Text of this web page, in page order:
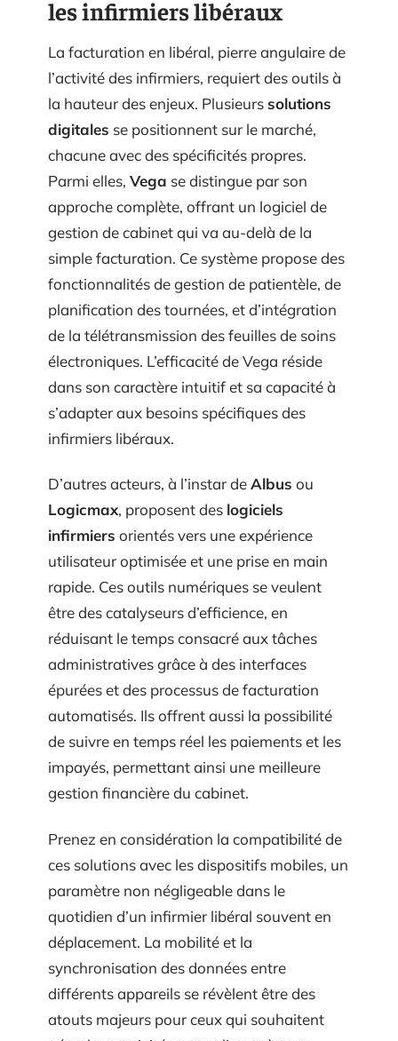
les infirmiers libéraux
La facturation en libéral, pierre angulaire de
l’activité des infirmiers, requiert des outils à
la hauteur des enjeux. Plusieurssolutions
digitales se positionnent sur le marché,
chacune avec des spécificités propres.
Parmi elles, Vega se distingue par son
approche complète, offrant un logiciel de
gestion de cabinet qui va au-delà de la
simple facturation. Ce système propose des
fonctionnalités de gestion de patientèle, de
planification des tournées, et d’intégration
de la télétransmission des feuilles de soins
électroniques. L’efficacité de Vega réside
dans son caractère intuitif et sa capacité à
s’adapter aux besoins spécifiques des
infirmiers libéraux.
D’autres acteurs, à l’instar deAlbus ou
Logicmax, proposent des logiciels
infirmiers orientés vers une expérience
utilisateur optimisée et une prise en main
rapide. Ces outils numériques se veulent
être des catalyseurs d’efficience, en
réduisant le temps consacré aux tâches
administratives grâce à des interfaces
épurées et des processus de facturation
automatisés. Ils offrent aussi la possibilité
de suivre en temps réel les paiements et les
impayés, permettant ainsi une meilleure
gestion financière du cabinet.
Prenez en considération la compatibilité de
ces solutions avec les dispositifs mobiles, un
paramètre non négligeable dans le
quotidien d’un infirmier libéral souvent en
déplacement. La mobilité et la
synchronisation des données entre
différents appareils se révèlent être des
atouts majeurs pour ceux qui souhaitent